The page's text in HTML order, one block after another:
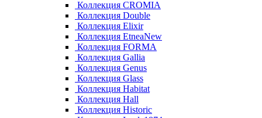
Коллекция CROMIA
Коллекция Double
Коллекция Elixir
Коллекция EtneaNew
Коллекция FORMA
Коллекция Gallia
Коллекция Genus
Коллекция Glass
Коллекция Habitat
Коллекция Hall
Коллекция Historic